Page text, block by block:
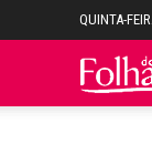
QUINTA-